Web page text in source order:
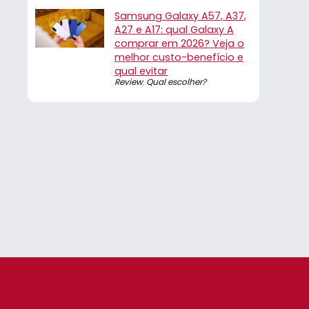
Samsung Galaxy A57, A37,
A27 e A17: qual Galaxy A
comprar em 2026? Veja o
melhor custo-benefício e
qual evitar
Review, Qual escolher?